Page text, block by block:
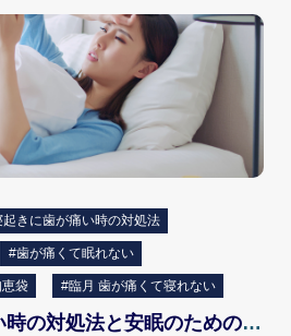
起きに歯が痛い時の対処法
#歯が痛くて眠れない
袋 #臨月 歯が痛くて寝れない
歯が痛くて眠れない時の対処法と安眠のためのポイントについて解説